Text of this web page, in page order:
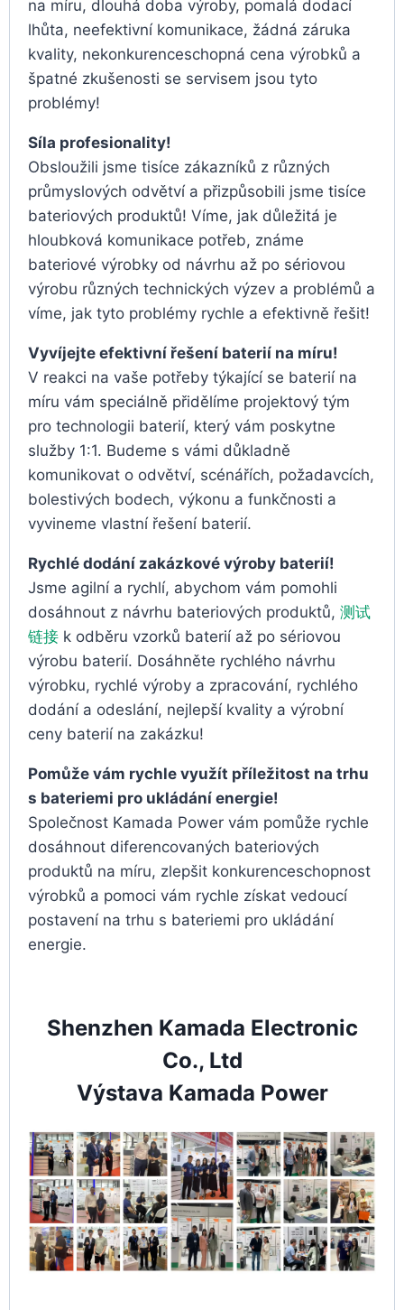
na míru, dlouhá doba výroby, pomalá dodací
lhůta, neefektivní komunikace, žádná záruka
kvality, nekonkurenceschopná cena výrobků a
špatné zkušenosti se servisem jsou tyto
problémy!
Síla profesionality!
Obsloužili jsme tisíce zákazníků z různých
průmyslových odvětví a přizpůsobili jsme tisíce
bateriových produktů! Víme, jak důležitá je
hloubková komunikace potřeb, známe
bateriové výrobky od návrhu až po sériovou
výrobu různých technických výzev a problémů a
víme, jak tyto problémy rychle a efektivně řešit!
Vyvíjejte efektivní řešení baterií na míru!
V reakci na vaše potřeby týkající se baterií na
míru vám speciálně přidělíme projektový tým
pro technologii baterií, který vám poskytne
služby 1:1. Budeme s vámi důkladně
komunikovat o odvětví, scénářích, požadavcích,
bolestivých bodech, výkonu a funkčnosti a
vyvineme vlastní řešení baterií.
Rychlé dodání zakázkové výroby baterií!
Jsme agilní a rychlí, abychom vám pomohli
dosáhnout z návrhu bateriových produktů, 测试
链接 k odběru vzorků baterií až po sériovou
výrobu baterií. Dosáhněte rychlého návrhu
výrobku, rychlé výroby a zpracování, rychlého
dodání a odeslání, nejlepší kvality a výrobní
ceny baterií na zakázku!
Pomůže vám rychle využít příležitost na trhu
s bateriemi pro ukládání energie!
Společnost Kamada Power vám pomůže rychle
dosáhnout diferencovaných bateriových
produktů na míru, zlepšit konkurenceschopnost
výrobků a pomoci vám rychle získat vedoucí
postavení na trhu s bateriemi pro ukládání
energie.
Shenzhen Kamada Electronic
Co., Ltd
Výstava Kamada Power